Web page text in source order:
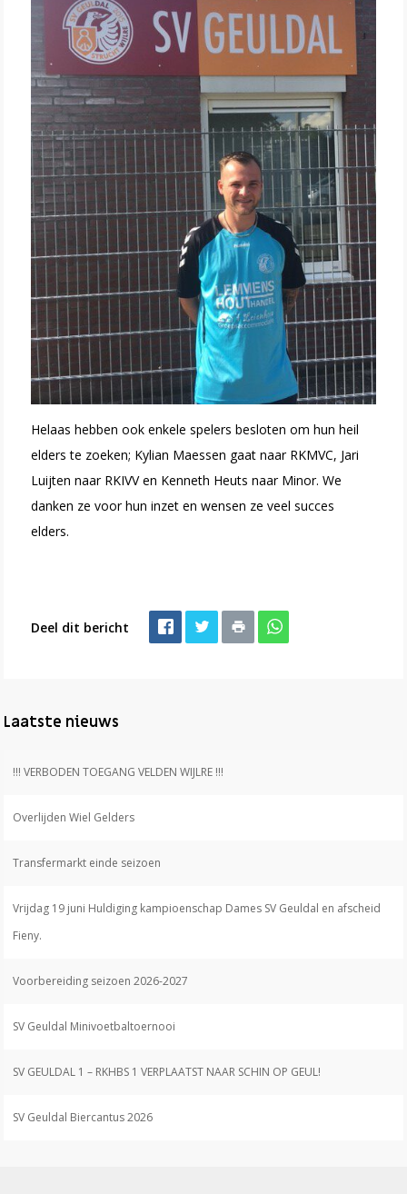
Helaas hebben ook enkele spelers besloten om hun heil
elders te zoeken; Kylian Maessen gaat naar RKMVC, Jari
Luijten naar RKIVV en Kenneth Heuts naar Minor. We
danken ze voor hun inzet en wensen ze veel succes
elders.
Deel dit bericht
Laatste nieuws
!!! VERBODEN TOEGANG VELDEN WIJLRE !!!
Overlijden Wiel Gelders
Transfermarkt einde seizoen
Vrijdag 19 juni Huldiging kampioenschap Dames SV Geuldal en afscheid
Fieny.
Voorbereiding seizoen 2026-2027
SV Geuldal Minivoetbaltoernooi
SV GEULDAL 1 – RKHBS 1 VERPLAATST NAAR SCHIN OP GEUL!
SV Geuldal Biercantus 2026